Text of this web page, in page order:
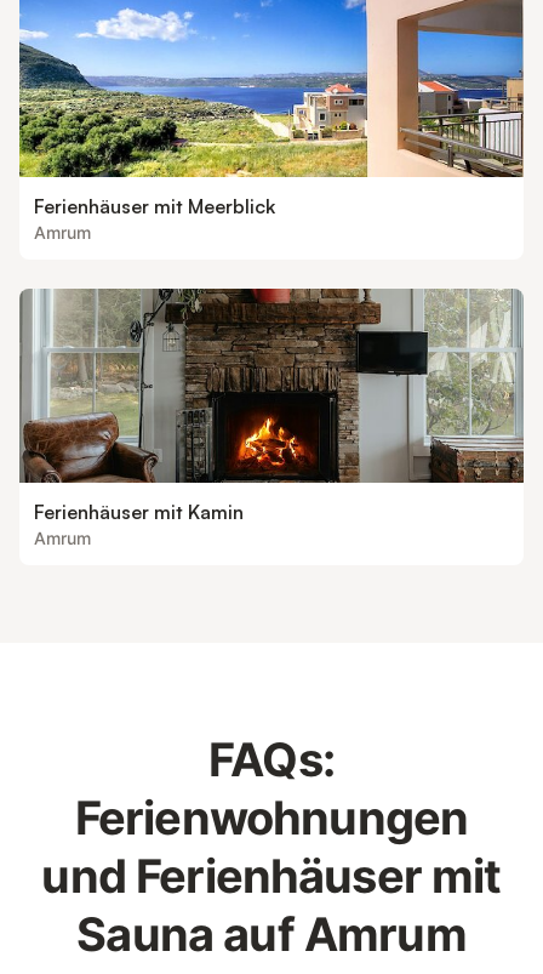
Ferienhäuser mit Meerblick
Amrum
Ferienhäuser mit Kamin
Amrum
FAQs:
Ferienwohnungen
und Ferienhäuser mit
Sauna auf Amrum